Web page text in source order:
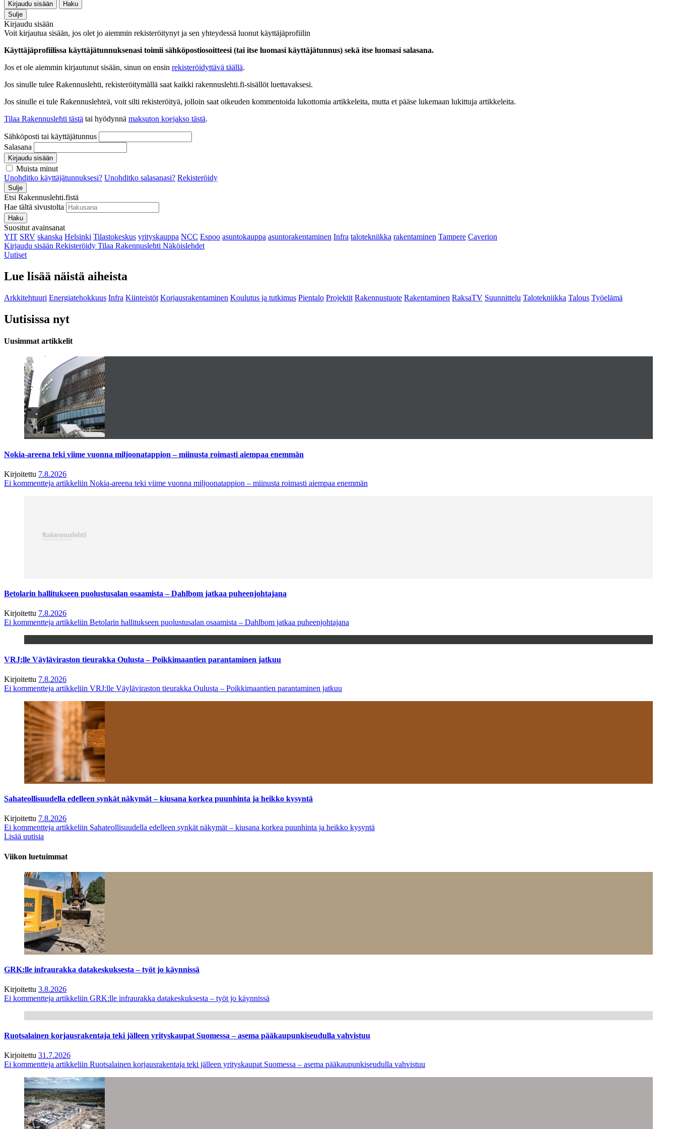
Kirjaudu sisään
Haku
Sulje
Kirjaudu sisään
Voit kirjautua sisään, jos olet jo aiemmin rekisteröitynyt ja sen yhteydessä luonut käyttäjäprofiilin
Käyttäjäprofiilissa käyttäjätunnuksenasi toimii sähköpostiosoitteesi (tai itse luomasi käyttäjätunnus) sekä itse luomasi salasana.
Jos et ole aiemmin kirjautunut sisään, sinun on ensin rekisteröidyttävä täällä.
Jos sinulle tulee Rakennuslehti, rekisteröitymällä saat kaikki rakennuslehti.fi-sisällöt luettavaksesi.
Jos sinulle ei tule Rakennuslehteä, voit silti rekisteröityä, jolloin saat oikeuden kommentoida lukottomia artikkeleita, mutta et pääse lukemaan lukittuja artikkeleita.
Tilaa Rakennuslehti tästä tai hyödynnä maksuton koejakso tästä.
Sähköposti tai käyttäjätunnus
Salasana
Kirjaudu sisään
Muista minut
Unohditko käyttäjätunnuksesi? Unohditko salasanasi? Rekisteröidy
Sulje
Etsi Rakennuslehti.fistä
Hae tältä sivustolta
Haku
Suositut avainsanat
YIT SRV skanska Helsinki Tilastokeskus yrityskauppa NCC Espoo asuntokauppa asuntorakentaminen Infra talotekniikka rakentaminen Tampere Caverion
Kirjaudu sisään Rekisteröidy Tilaa Rakennuslehti Näköislehdet
Uutiset
Lue lisää näistä aiheista
Arkkitehtuuri Energiatehokkuus Infra Kiinteistöt Korjausrakentaminen Koulutus ja tutkimus Pientalo Projektit Rakennustuote Rakentaminen RaksaTV Suunnittelu Talotekniikka Talous Työelämä
Uutisissa nyt
Uusimmat artikkelit
Nokia-areena teki viime vuonna miljoonatappion – miinusta roimasti aiempaa enemmän
Kirjoitettu 7.8.2026
Ei kommentteja artikkeliin Nokia-areena teki viime vuonna miljoonatappion – miinusta roimasti aiempaa enemmän
Betolarin hallitukseen puolustusalan osaamista – Dahlbom jatkaa puheenjohtajana
Kirjoitettu 7.8.2026
Ei kommentteja artikkeliin Betolarin hallitukseen puolustusalan osaamista – Dahlbom jatkaa puheenjohtajana
VRJ:lle Väyläviraston tieurakka Oulusta – Poikkimaantien parantaminen jatkuu
Kirjoitettu 7.8.2026
Ei kommentteja artikkeliin VRJ:lle Väyläviraston tieurakka Oulusta – Poikkimaantien parantaminen jatkuu
Sahateollisuudella edelleen synkät näkymät – kiusana korkea puunhinta ja heikko kysyntä
Kirjoitettu 7.8.2026
Ei kommentteja artikkeliin Sahateollisuudella edelleen synkät näkymät – kiusana korkea puunhinta ja heikko kysyntä
Lisää uutisia
Viikon luetuimmat
GRK:lle infraurakka datakeskuksesta – työt jo käynnissä
Kirjoitettu 3.8.2026
Ei kommentteja artikkeliin GRK:lle infraurakka datakeskuksesta – työt jo käynnissä
Ruotsalainen korjausrakentaja teki jälleen yrityskaupat Suomessa – asema pääkaupunkiseudulla vahvistuu
Kirjoitettu 31.7.2026
Ei kommentteja artikkeliin Ruotsalainen korjausrakentaja teki jälleen yrityskaupat Suomessa – asema pääkaupunkiseudulla vahvistuu